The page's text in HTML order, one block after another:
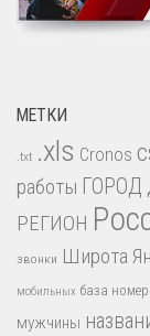
МЕТКИ
.txt .xls Cronos
работы ГОРОД
РЕГИОН
звонки Широта
мобильных база
мужчины